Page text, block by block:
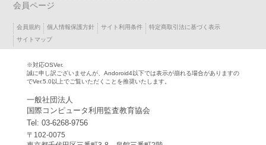
会員ページ
会員規約 個人情報保護方針 サイト利用条件
特定商取引法に基づく表示
サイトマップ
※対応OSVer.
誠に申し訳ございませんが、Andoroid4以下では表示が崩れる場合がありますの
でVer.5.0以上でご覧いただくことを推奨いたします。
一般社団法人
国際コンピュータ利用監査教育協会
Tel: 03-6268-9756
〒102-0075